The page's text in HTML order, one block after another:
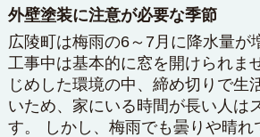
外壁塗装に注意が必要な季節
広陵町は梅雨の6～7月に降水量が
工事中は基本的に窓を開けられま
じめした環境の中、締め切りで生
いため、家にいる時間が長い人は
す。 しかし、梅雨でも曇りや晴れ